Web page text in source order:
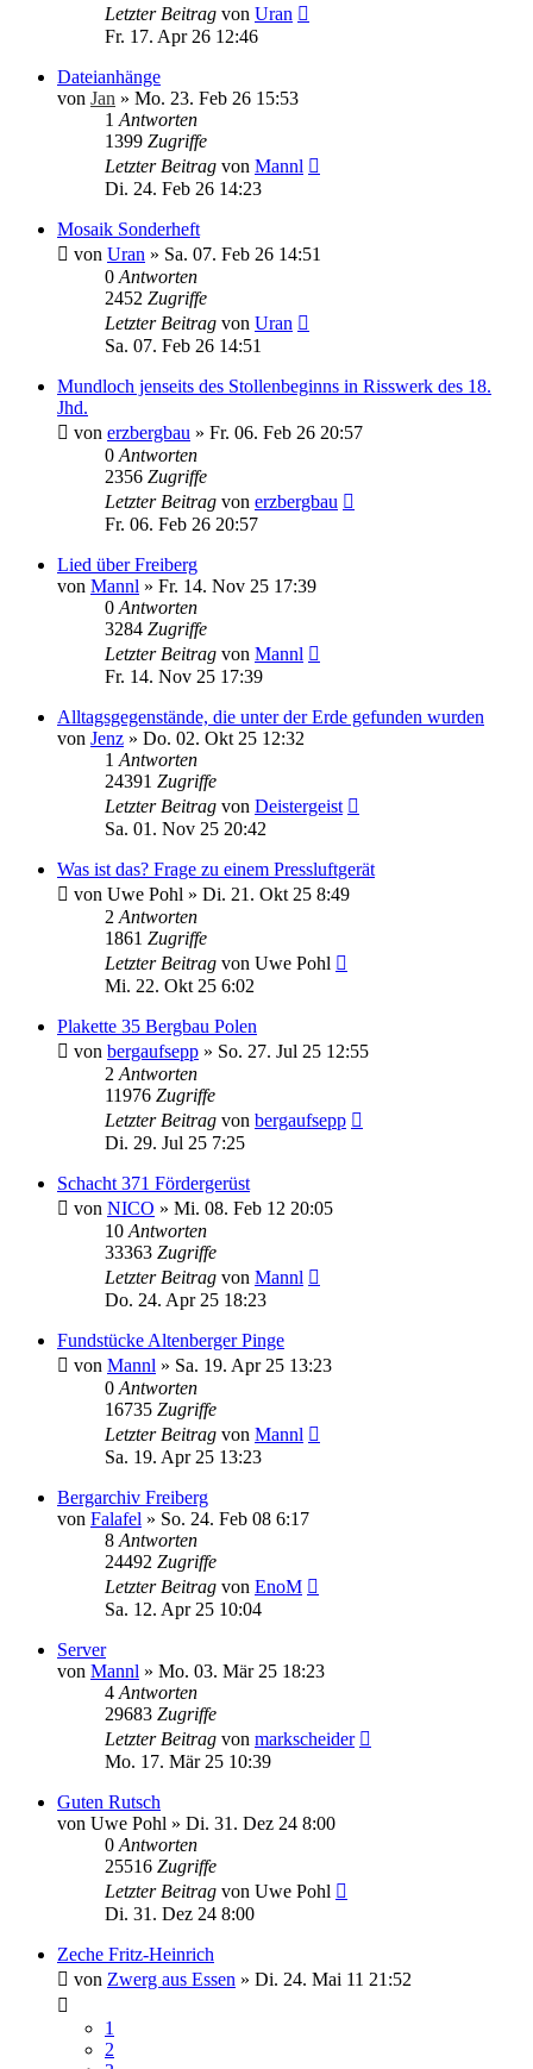
Letzter Beitrag von Uran
Fr. 17. Apr 26 12:46
Dateianhänge
von Jan » Mo. 23. Feb 26 15:53
1 Antworten
1399 Zugriffe
Letzter Beitrag von Mannl
Di. 24. Feb 26 14:23
Mosaik Sonderheft
von Uran » Sa. 07. Feb 26 14:51
0 Antworten
2452 Zugriffe
Letzter Beitrag von Uran
Sa. 07. Feb 26 14:51
Mundloch jenseits des Stollenbeginns in Risswerk des 18.
Jhd.
von erzbergbau » Fr. 06. Feb 26 20:57
0 Antworten
2356 Zugriffe
Letzter Beitrag von erzbergbau
Fr. 06. Feb 26 20:57
Lied über Freiberg
von Mannl » Fr. 14. Nov 25 17:39
0 Antworten
3284 Zugriffe
Letzter Beitrag von Mannl
Fr. 14. Nov 25 17:39
Alltagsgegenstände, die unter der Erde gefunden wurden
von Jenz » Do. 02. Okt 25 12:32
1 Antworten
24391 Zugriffe
Letzter Beitrag von Deistergeist
Sa. 01. Nov 25 20:42
Was ist das? Frage zu einem Pressluftgerät
von Uwe Pohl » Di. 21. Okt 25 8:49
2 Antworten
1861 Zugriffe
Letzter Beitrag von Uwe Pohl
Mi. 22. Okt 25 6:02
Plakette 35 Bergbau Polen
von bergaufsepp » So. 27. Jul 25 12:55
2 Antworten
11976 Zugriffe
Letzter Beitrag von bergaufsepp
Di. 29. Jul 25 7:25
Schacht 371 Fördergerüst
von NICO » Mi. 08. Feb 12 20:05
10 Antworten
33363 Zugriffe
Letzter Beitrag von Mannl
Do. 24. Apr 25 18:23
Fundstücke Altenberger Pinge
von Mannl » Sa. 19. Apr 25 13:23
0 Antworten
16735 Zugriffe
Letzter Beitrag von Mannl
Sa. 19. Apr 25 13:23
Bergarchiv Freiberg
von Falafel » So. 24. Feb 08 6:17
8 Antworten
24492 Zugriffe
Letzter Beitrag von EnoM
Sa. 12. Apr 25 10:04
Server
von Mannl » Mo. 03. Mär 25 18:23
4 Antworten
29683 Zugriffe
Letzter Beitrag von markscheider
Mo. 17. Mär 25 10:39
Guten Rutsch
von Uwe Pohl » Di. 31. Dez 24 8:00
0 Antworten
25516 Zugriffe
Letzter Beitrag von Uwe Pohl
Di. 31. Dez 24 8:00
Zeche Fritz-Heinrich
von Zwerg aus Essen » Di. 24. Mai 11 21:52
1
2